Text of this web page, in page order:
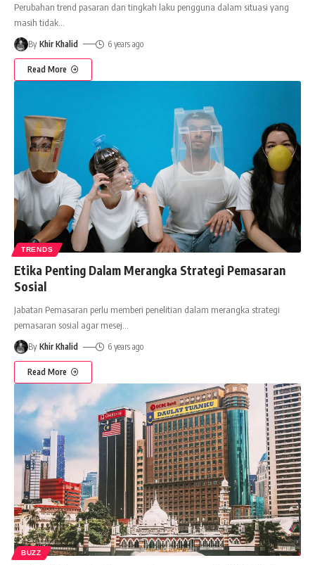
Perubahan trend pasaran dan tingkah laku pengguna dalam situasi yang
masih tidak
By Khir Khalid 6 years ago
Read More
TRENDS
Etika Penting Dalam Merangka Strategi Pemasaran
Sosial
Jabatan Pemasaran perlu memberi penelitian dalam merangka strategi
pemasaran sosial agar mesej…
By Khir Khalid 6 years ago
Read More
BUZZ